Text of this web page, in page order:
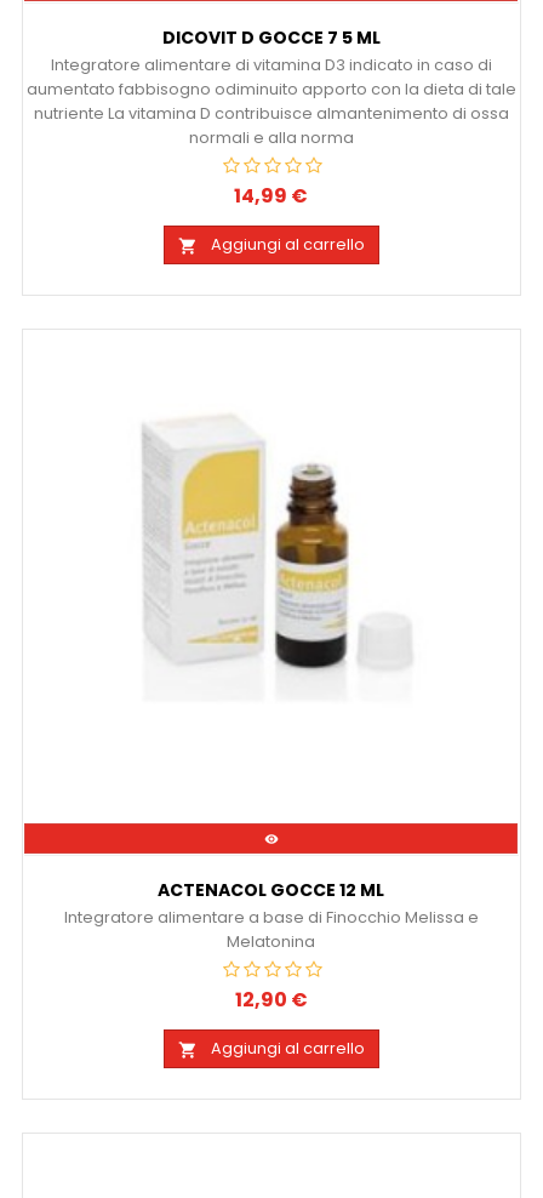
DICOVIT D GOCCE 7 5 ML
Integratore alimentare di vitamina D3 indicato in caso di
aumentato fabbisogno odiminuito apporto con la dieta di tale
nutriente La vitamina D contribuisce almantenimento di ossa
normali e alla norma
Prezzo
14,99 €
 Aggiungi al carrello

ACTENACOL GOCCE 12 ML
Integratore alimentare a base di Finocchio Melissa e
Melatonina
Prezzo
12,90 €
 Aggiungi al carrello